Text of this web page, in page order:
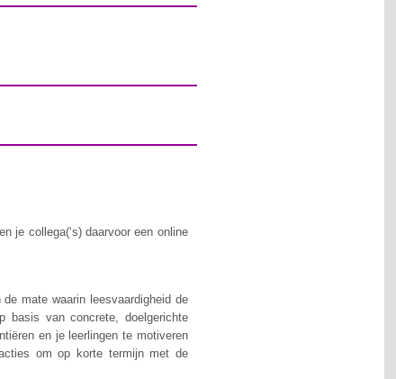
je collega(‘s) daarvoor een online
mate waarin leesvaardigheid de
basis van concrete, doelgerichte
en je leerlingen te motiveren
om op korte termijn met de